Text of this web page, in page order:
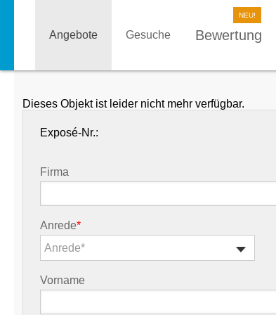
Angebote Gesuche Bewertung
Dieses Objekt ist leider nicht mehr verfügbar.
Exposé-Nr.:
Firma
Anrede*
Anrede*
Vorname